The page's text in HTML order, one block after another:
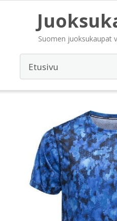
Suomen juoksukaupat